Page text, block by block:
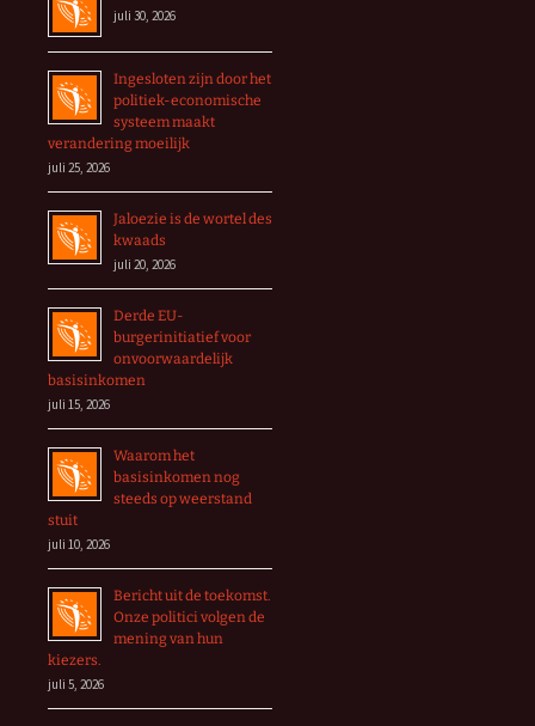
juli 30, 2026
Ingesloten zijn door het
politiek-economische
systeem maakt
verandering moeilijk
juli 25, 2026
Jaloezie is de wortel des
kwaads
juli 20, 2026
Derde EU-
burgerinitiatief voor
onvoorwaardelijk
basisinkomen
juli 15, 2026
Waarom het
basisinkomen nog
steeds op weerstand
stuit
juli 10, 2026
Bericht uit de toekomst.
Onze politici volgen de
mening van hun
kiezers.
juli 5, 2026